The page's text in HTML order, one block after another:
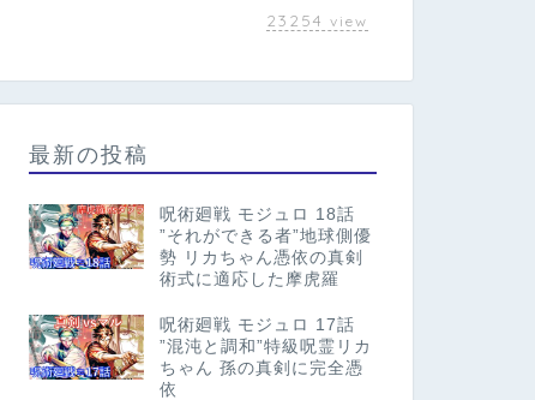
23254 view
最新の投稿
呪術廻戦 モジュロ 18話
”それができる者”地球側優
勢 リカちゃん憑依の真剣
術式に適応した摩虎羅
呪術廻戦 モジュロ 17話
”混沌と調和”特級呪霊リカ
ちゃん 孫の真剣に完全憑
依